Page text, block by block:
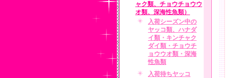
ャク類、チョウチョウウ
オ類、深海性魚類）
入荷シーズン中の
ヤッコ類、ハナダ
イ類・キンチャク
ダイ類・チョウチ
ョウウオ類・深海
性魚類
入荷待ちヤッコ